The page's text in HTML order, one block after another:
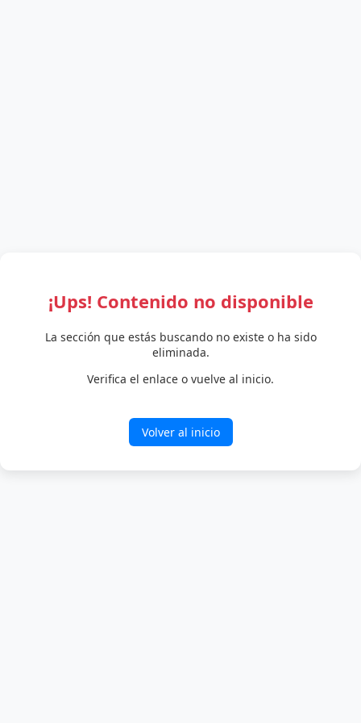
¡Ups! Contenido no disponible
La sección que estás buscando no existe o ha sido
eliminada.
Verifica el enlace o vuelve al inicio.
Volver al inicio